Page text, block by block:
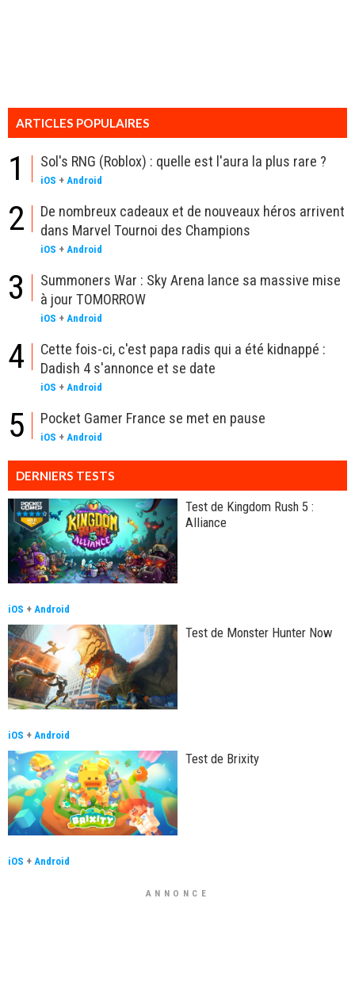
ARTICLES POPULAIRES
1 Sol's RNG (Roblox) : quelle est l'aura la plus rare ?
iOS + Android
2
De nombreux cadeaux et de nouveaux héros arrivent
dans Marvel Tournoi des Champions
iOS + Android
3
Summoners War : Sky Arena lance sa massive mise
à jour TOMORROW
iOS + Android
4
Cette fois-ci, c'est papa radis qui a été kidnappé :
Dadish 4 s'annonce et se date
iOS + Android
5 Pocket Gamer France se met en pause
iOS + Android
DERNIERS TESTS
Test de Kingdom Rush 5 :
Alliance
iOS + Android
Test de Monster Hunter Now
iOS + Android
Test de Brixity
iOS + Android
ANNONCE